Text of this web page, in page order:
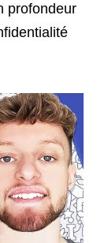
profondeur